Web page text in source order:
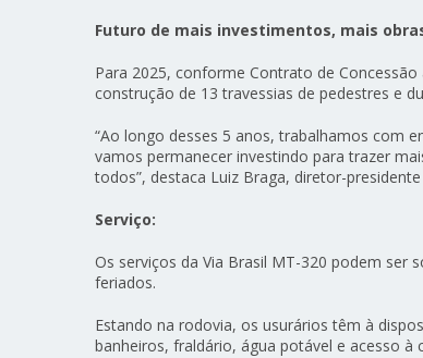
Futuro de mais investimentos, mais
Para 2025, conforme Contrato de
construção de 13 travessias de pedestres e
“Ao longo desses 5 anos, trabalhamos com
vamos permanecer investindo para trazer
todos”, destaca Luiz Braga, diretor-presidente
Serviço:
Os serviços da Via Brasil MT-320 podem ser
feriados.
Estando na rodovia, os usurários têm à
banheiros, fraldário, água potável e acesso